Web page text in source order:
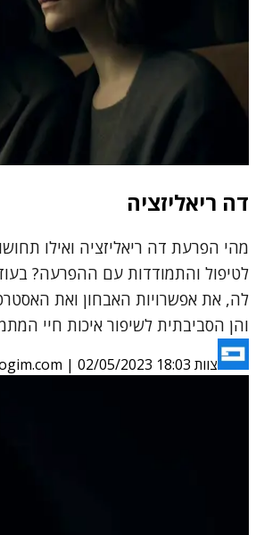
דה ריאליזציה
מהי הפרעת דה ריאליזציה ואילו
לטיפול והתמודדות עם ההפרעה?
לה, את אפשרויות האבחון ואת
והן הסביבתית לשיפור איכות חיי
צוות Psychologim.com | 02/05/2023 18:03